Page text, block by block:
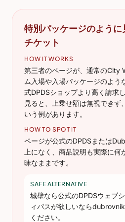
特別パッケージのよう
チケット
HOW IT WORKS
第三者のページが、通常のCity
ム入場や入場パッケージのよう
式DPDSショップより高く請求
見ると、上乗せ額は無視できず
いう例があります。
HOW TO SPOT IT
ページが公式のDPDSまたは
上になく、商品説明も実際に
昧なままです。
SAFE ALTERNATIVE
城壁なら公式のDPDSウェブ
ィパスが欲しいなら
ください。